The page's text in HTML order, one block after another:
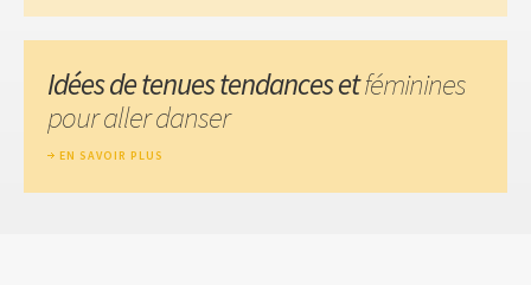
Idées de tenues tendances etféminines
pour aller danser
EN SAVOIR PLUS